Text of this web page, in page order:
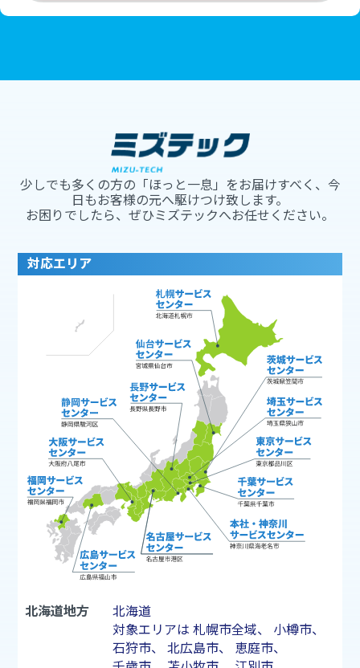
少しでも多くの方の「ほっと一息」をお届けすべく、今
日もお客様の元へ駆けつけ致します。
お困りでしたら、ぜひミズテックへお任せください。
対応エリア
北海道地方
北海道
対象エリアは 札幌市全域、 小樽市、
石狩市、 北広島市、 恵庭市、